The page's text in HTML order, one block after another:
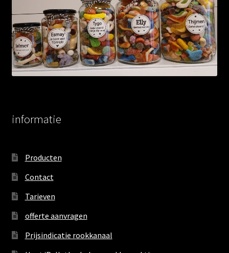
informatie
Producten
Contact
Tarieven
offerte aanvragen
Prijsindicatie rookkanaal